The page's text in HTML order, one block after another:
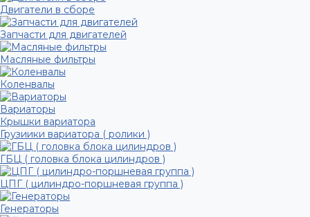
Двигатели в сборе
Запчасти для двигателей
Масляные фильтры
Коленвалы
Вариаторы
Крышки вариатора
Грузиики вариатора ( ролики )
ГБЦ ( головка блока цилиндров )
ЦПГ ( цилиндро-поршневая группа )
Генераторы